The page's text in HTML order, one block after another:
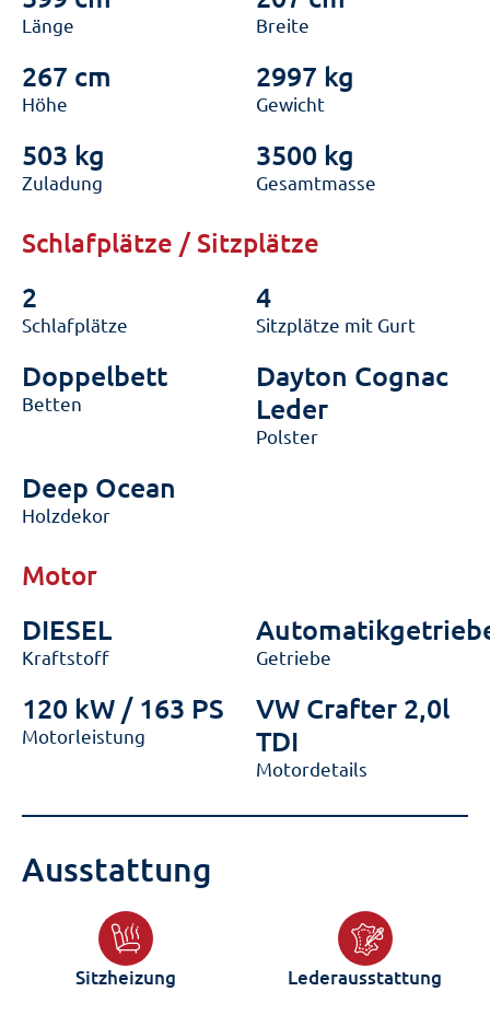
Länge Breite
267 cm
Höhe
2997 kg
Gewicht
503 kg
Zuladung
3500 kg
Gesamtmasse
Schlafplätze / Sitzplätze
2
Schlafplätze
4
Sitzplätze mit Gurt
Doppelbett
Betten
Dayton Cognac
Leder
Polster
Deep Ocean
Holzdekor
Motor
DIESEL
Kraftstoff Getriebe
120 kW / 163 PS
Motorleistung
VW Crafter 2,0l
TDI
Motordetails
Ausstattung
Sitzheizung Lederausstattung